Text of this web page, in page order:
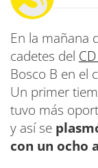
En la mañana
cadetes del
Bosco B en el
Un primer
tuvo más
y así se
con un ocho